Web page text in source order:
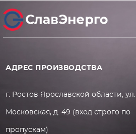
АДРЕС ПРОИЗВОДСТВА
г. Ростов Ярославской области, ул.
Московская, д. 49 (вход строго по
пропускам)